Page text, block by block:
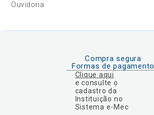
Ouvidoria
Compra segura
Formas de pagamento
Clique aqui
e consulte o
cadastro da
Instituição no
Sistema e-Mec